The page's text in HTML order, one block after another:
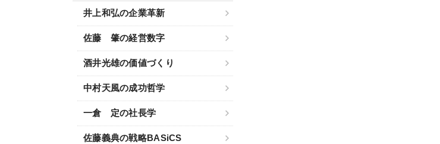
井上和弘の企業革新
佐藤 肇の経営数字
酒井光雄の価値づくり
中村天風の成功哲学
一倉 定の社長学
佐藤義典の戦略BASiCS